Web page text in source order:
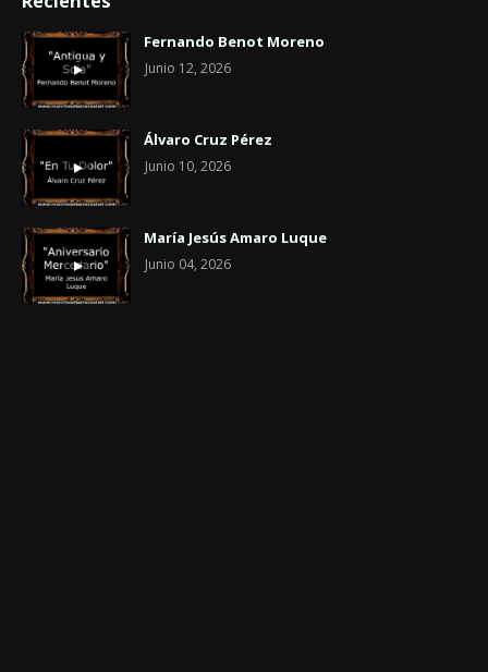
Fernando Benot Moreno
Junio 12, 2026
Álvaro Cruz Pérez
Junio 10, 2026
María Jesús Amaro Luque
Junio 04, 2026